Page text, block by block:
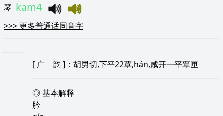
琴 kam4
>>>更多普通话同音字
[ 广 韵 ]：胡男切,下平22覃,hán,咸开一平覃匣
◎ 基本解释
肣